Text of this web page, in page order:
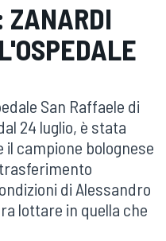
ZANARDI
San Raffaele di
24 luglio, è stata
campione bolognese
di Alessandro
lottare in quella che